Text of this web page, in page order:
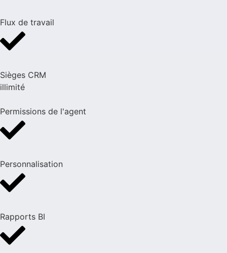
Flux de travail
Sièges CRM
illimité
Permissions de l'agent
Personnalisation
Rapports BI